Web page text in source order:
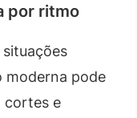
por ritmo
moderna pode
cortes e